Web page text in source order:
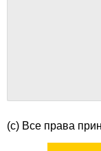
(с) Все права